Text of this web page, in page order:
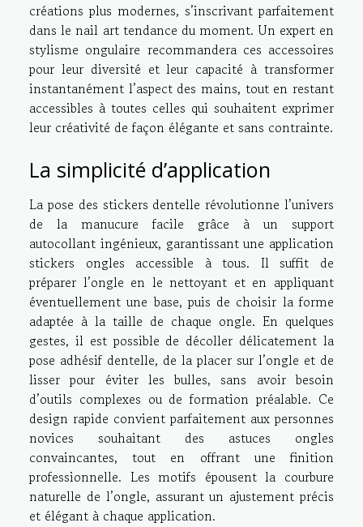
créations plus modernes, s’inscrivant parfaitement
dans le nail art tendance du moment. Un expert en
stylisme ongulaire recommandera ces accessoires
pour leur diversité et leur capacité à transformer
instantanément l’aspect des mains, tout en restant
accessibles à toutes celles qui souhaitent exprimer
leur créativité de façon élégante et sans contrainte.
La simplicité d’application
La pose des stickers dentelle révolutionne l’univers
de la manucure facile grâce à un support
autocollant ingénieux, garantissant une application
stickers ongles accessible à tous. Il suffit de
préparer l’ongle en le nettoyant et en appliquant
éventuellement une base, puis de choisir la forme
adaptée à la taille de chaque ongle. En quelques
gestes, il est possible de décoller délicatement la
pose adhésif dentelle, de la placer sur l’ongle et de
lisser pour éviter les bulles, sans avoir besoin
d’outils complexes ou de formation préalable. Ce
design rapide convient parfaitement aux personnes
novices souhaitant des astuces ongles
convaincantes, tout en offrant une finition
professionnelle. Les motifs épousent la courbure
naturelle de l’ongle, assurant un ajustement précis
et élégant à chaque application.